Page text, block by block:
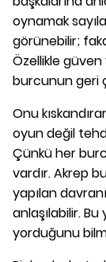
oynamak
görünebilir;
Özellikle
burcunun geri
Onu
oyun değil
Çünkü her
vardır. Akrep
yapılan
anlaşılabilir.
yorduğunu